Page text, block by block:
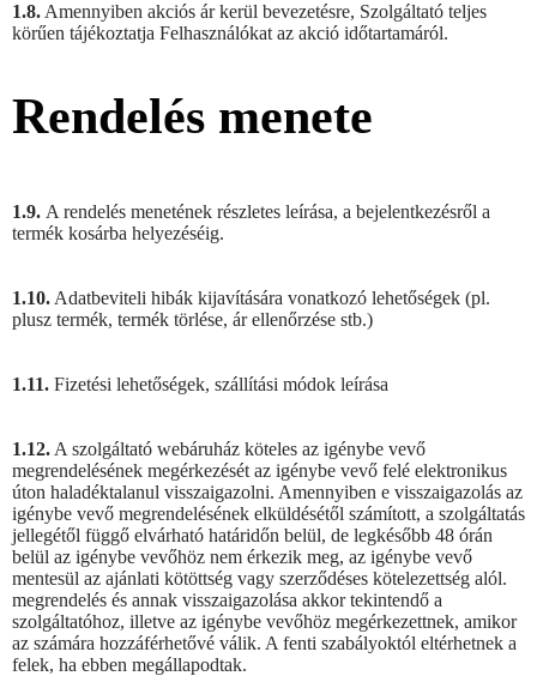
1.8. Amennyiben akciós ár kerül bevezetésre, Szolgáltató teljes
körűen tájékoztatja Felhasználókat az akció időtartamáról.
Rendelés menete
1.9. A rendelés menetének részletes leírása, a bejelentkezésről a
termék kosárba helyezéséig.
1.10. Adatbeviteli hibák kijavítására vonatkozó lehetőségek (pl.
plusz termék, termék törlése, ár ellenőrzése stb.)
1.11. Fizetési lehetőségek, szállítási módok leírása
1.12. A szolgáltató webáruház köteles az igénybe vevő
megrendelésének megérkezését az igénybe vevő felé elektronikus
úton haladéktalanul visszaigazolni. Amennyiben e visszaigazolás az
igénybe vevő megrendelésének elküldésétől számított, a szolgáltatás
jellegétől függő elvárható határidőn belül, de legkésőbb 48 órán
belül az igénybe vevőhöz nem érkezik meg, az igénybe vevő
mentesül az ajánlati kötöttség vagy szerződéses kötelezettség alól.
megrendelés és annak visszaigazolása akkor tekintendő a
szolgáltatóhoz, illetve az igénybe vevőhöz megérkezettnek, amikor
az számára hozzáférhetővé válik. A fenti szabályoktól eltérhetnek a
felek, ha ebben megállapodtak.